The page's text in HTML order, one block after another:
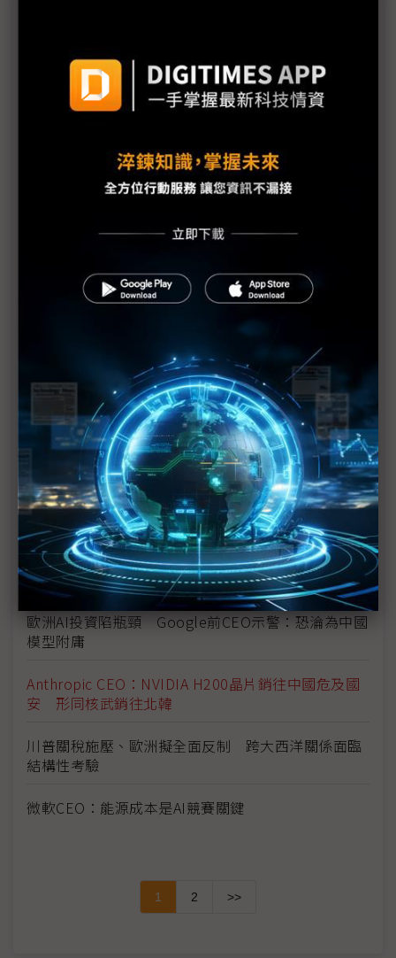
性應用落地
格陵蘭危機現轉機 川普稱與北約達成協議框架、撤
黃仁勳：AI投資迎史上最大基建熱潮 帶動「新藍領
AI新創看向企業戰場 OpenAI、Anthropic拚穩定金
中國審查H200放行之際 傳黃仁勳春節前訪中
中美貿易談判再起 川普4月訪中前有望達成新協議
加拿大總理開火川普 籲全球中等國家團結抵抗「美
式霸權」
法國總統馬克宏籲歐盟強化主權自主 齊心抗美國威
G42 CEO：阿聯躍升全球AI核心戰場 NVIDIA、超微
先進AI晶片即將運抵
DeepMind CEO：DeepSeek熱潮被高估 中國擅長
追趕但未創新超前
歐洲AI投資陷瓶頸 Google前CEO示警：恐淪為中國
模型附庸
Anthropic CEO：NVIDIA H200晶片銷往中國危及國
安 形同核武銷往北韓
川普關稅施壓、歐洲擬全面反制 跨大西洋關係面臨
結構性考驗
微軟CEO：能源成本是AI競賽關鍵
1 2 >>